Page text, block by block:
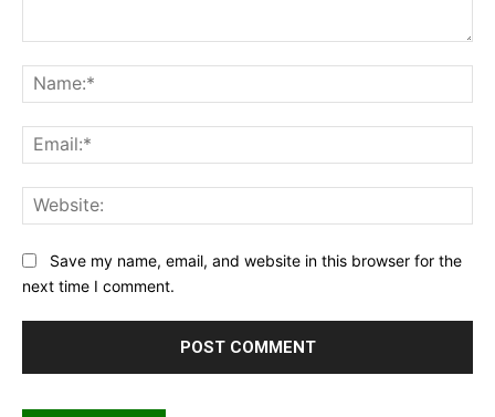
Save my name, email, and website in this browser for the
next time I comment.